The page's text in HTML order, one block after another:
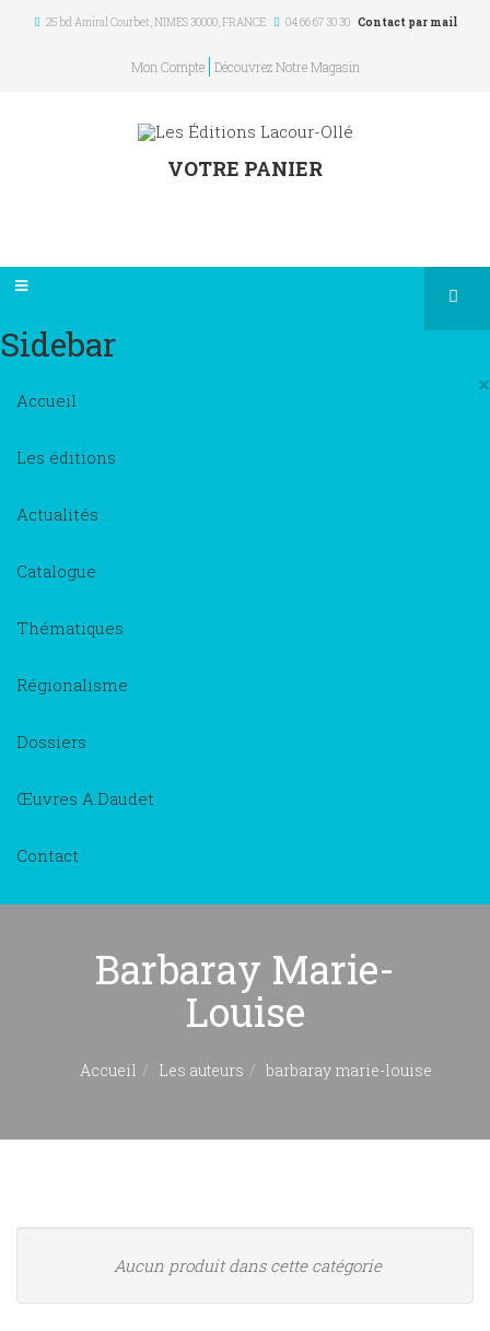
25 bd Amiral Courbet, NIMES 30000,FRANCE 04 66 67 30 30 Contact par mail
Mon Compte Découvrez Notre Magasin
VOTRE PANIER
Sidebar
×
Accueil
Les éditions
Actualités
Catalogue
Thématiques
Régionalisme
Dossiers
Œuvres A.Daudet
Contact
Barbaray Marie-
Louise
Accueil Les auteurs barbaray marie-louise
Aucun produit dans cette catégorie